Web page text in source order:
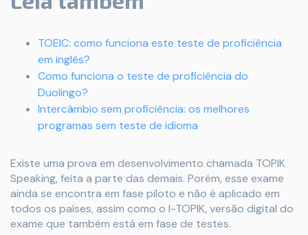
TOEIC: como funciona este teste de proficiência
em inglês?
Como funciona o teste de proficiência do
Duolingo?
Intercâmbio sem proficiência: os melhores
programas sem teste de idioma
Existe uma prova em desenvolvimento chamada TOPIK
Speaking, feita a parte das demais. Porém, esse exame
ainda se encontra em fase piloto e não é aplicado em
todos os países, assim como o I-TOPIK, versão digital do
exame que também está em fase de testes.